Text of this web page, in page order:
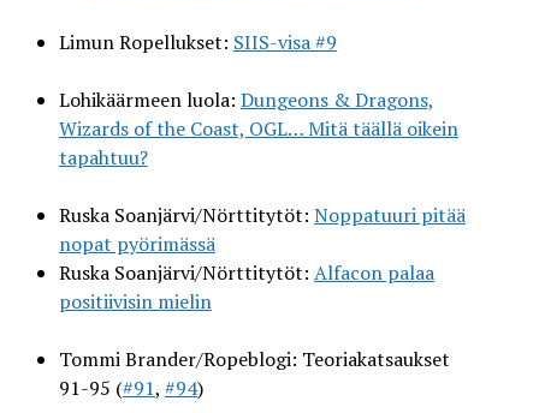
Limun Ropellukset: SIIS-visa #9
Lohikäärmeen luola: Dungeons & Dragons,
Wizards of the Coast, OGL… Mitä täällä oikein
tapahtuu?
Ruska Soanjärvi/Nörttitytöt: Noppatuuri pitää
nopat pyörimässä
Ruska Soanjärvi/Nörttitytöt: Alfacon palaa
positiivisin mielin
Tommi Brander/Ropeblogi: Teoriakatsaukset
91-95 (#91, #94)